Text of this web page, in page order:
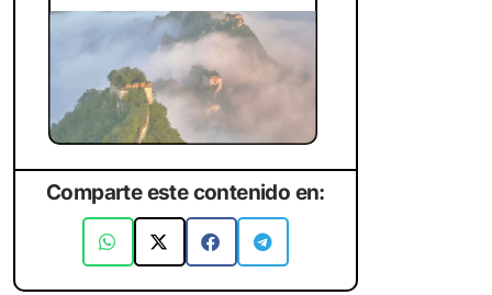
Comparte este contenido en: